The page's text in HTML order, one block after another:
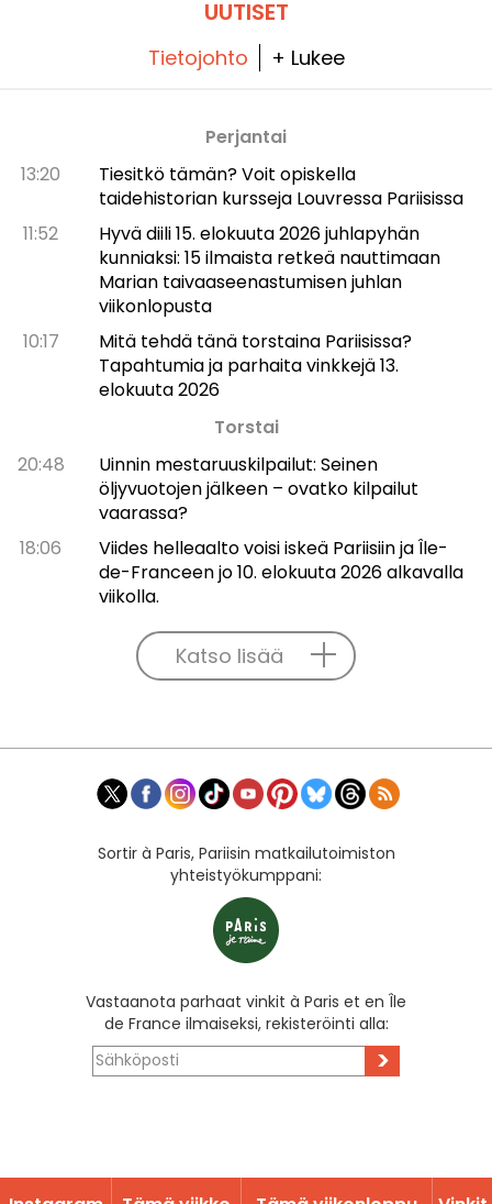
UUTISET
Tietojohto + Lukee
Perjantai
13:20
Tiesitkö tämän? Voit opiskella
taidehistorian kursseja Louvressa Pariisissa
11:52
Hyvä diili 15. elokuuta 2026 juhlapyhän
kunniaksi: 15 ilmaista retkeä nauttimaan
Marian taivaaseenastumisen juhlan
viikonlopusta
10:17
Mitä tehdä tänä torstaina Pariisissa?
Tapahtumia ja parhaita vinkkejä 13.
elokuuta 2026
Torstai
20:48
Uinnin mestaruuskilpailut: Seinen
öljyvuotojen jälkeen – ovatko kilpailut
vaarassa?
18:06
Viides helleaalto voisi iskeä Pariisiin ja Île-
de-Franceen jo 10. elokuuta 2026 alkavalla
viikolla.
Katso lisää
Sortir à Paris, Pariisin matkailutoimiston
yhteistyökumppani:
Vastaanota parhaat vinkit à Paris et en Île
de France ilmaiseksi, rekisteröinti alla:
>